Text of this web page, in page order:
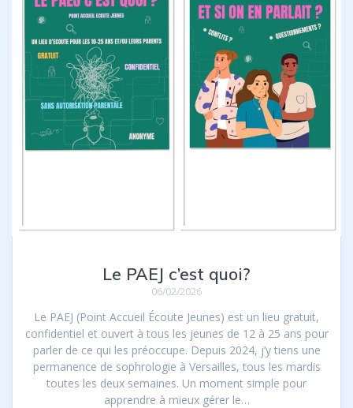
Le PAEJ c’est quoi?
06/02/2026
Le PAEJ (Point Accueil Écoute Jeunes) est un lieu gratuit,
confidentiel et ouvert à tous les jeunes de 12 à 25 ans pour
parler de ce qui les préoccupe. Depuis 2024, j’y tiens une
permanence de sophrologie à Versailles, tous les mardis
toutes les deux semaines. Un moment simple pour
apprendre à mieux gérer le…